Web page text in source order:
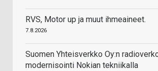
RVS, Motor up ja muut ihmeaineet.
7.8.2026
Suomen Yhteisverkko Oy:n
modernisointi Nokian tekniikalla